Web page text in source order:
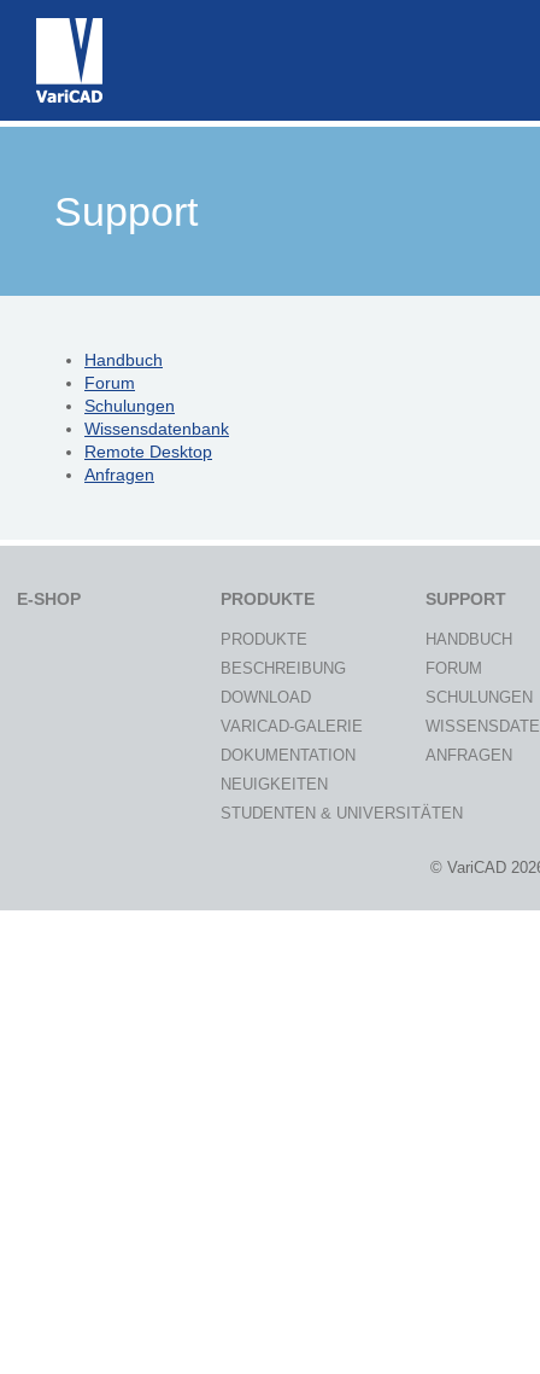
Support
Handbuch
Forum
Schulungen
Wissensdatenbank
Remote Desktop
Anfragen
E-SHOP PRODUKTE
PRODUKTE
BESCHREIBUNG
DOWNLOAD
VARICAD-GALERIE
DOKUMENTATION
NEUIGKEITEN
STUDENTEN & UNIVERSITÄTEN
SUPPORT
HANDBUCH
FORUM
SCHULUNGEN
ANFRAGEN
© VariCAD